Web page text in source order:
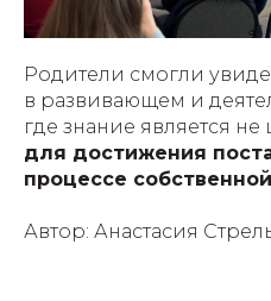
Родители смогли
в развивающем и
где знание является не
для достижения
процессе
Автор: Анастасия